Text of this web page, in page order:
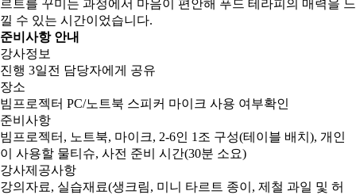
르트를 꾸미는 과정에서 마음이 편안해 푸드 테라피의 매력을 느
낄 수 있는 시간이었습니다.
준비사항 안내
강사정보
진행 3일전 담당자에게 공유
장소
빔프로젝터 PC/노트북 스피커 마이크 사용 여부확인
준비사항
빔프로젝터, 노트북, 마이크, 2-6인 1조 구성(테이블 배치), 개인
이 사용할 물티슈, 사전 준비 시간(30분 소요)
강사제공사항
강의자료, 실습재료(생크림, 미니 타르트 종이, 제철 과일 및 허